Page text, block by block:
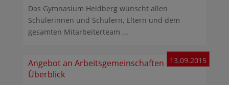
Das Gymnasium Heidberg wünscht allen
Schülerinnen und Schülern, Eltern und dem
gesamten Mitarbeiterteam ...
Angebot an Arbeitsgemeinschaften im
Überblick
13.09.2015